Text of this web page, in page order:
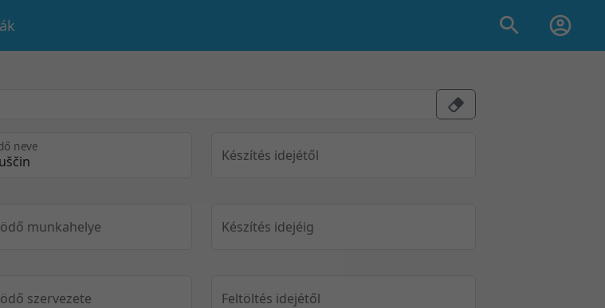
neve
munkahelye
szervezete
Készítés idejétől
Készítés idejéig
Feltöltés idejétől